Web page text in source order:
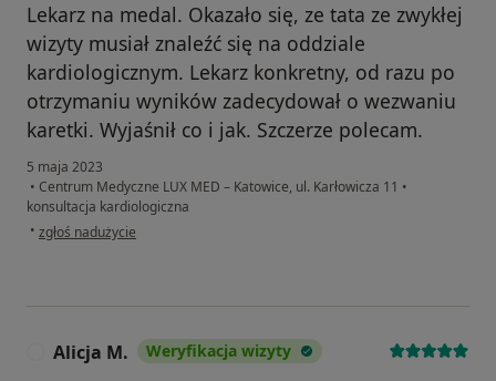
Lekarz na medal. Okazało się, ze tata ze zwykłej
wizyty musiał znaleźć się na oddziale
kardiologicznym. Lekarz konkretny, od razu po
otrzymaniu wyników zadecydował o wezwaniu
karetki. Wyjaśnił co i jak. Szczerze polecam.
5 maja 2023
• Centrum Medyczne LUX MED – Katowice, ul. Karłowicza 11 •
konsultacja kardiologiczna
• w opinii użytkownika MS
zgłoś nadużycie
Alicja M. Weryfikacja wizyty